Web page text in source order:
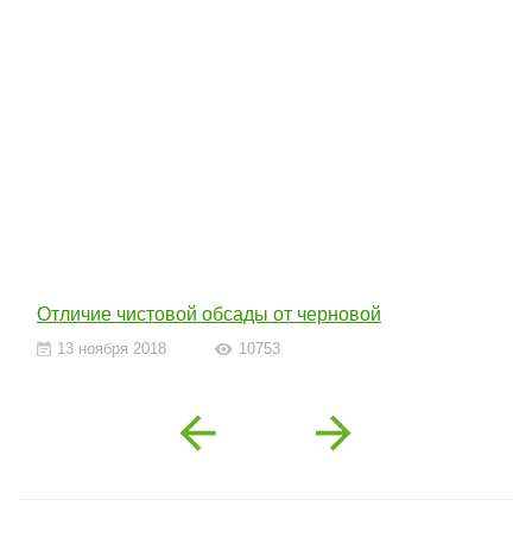
Отличие чистовой обсады от черновой
13 ноября 2018 10753
Previous Next